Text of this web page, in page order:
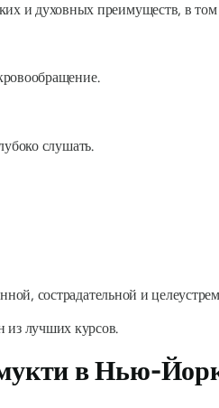
и духовных преимуществ, в том
слушать.
сострадательной и
из лучших курсов.
в Нью-